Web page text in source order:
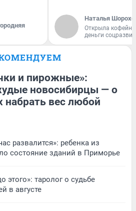
Наталья
Открыла
деньги
и пирожные»:
новосибирцы — о
набрать вес любой
развалится»: ребенка из
состояние зданий в Приморье
этого»: таролог о судьбе
в августе